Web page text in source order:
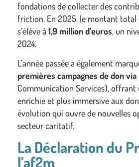
fondations de collecter des
friction. En 2025, le montant total
s’élève à 1,9 million d’euros, un
2024.
L’année passée a également
premières campagnes de don via
Communication Services), offrant
enrichie et plus immersive aux
évolution qui ouvre de nouvelles
secteur caritatif.
La Déclaration du
l’af2m